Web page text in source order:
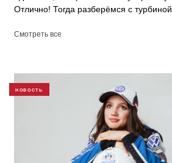
Отлично! Тогда разберёмся с турбиной.
Смотреть все
НОВОСТЬ